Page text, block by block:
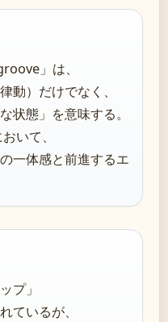
」は、
動）だけでなく、
状態」を意味する。
いて、
一体感と前進するエ
プ」
ているが、